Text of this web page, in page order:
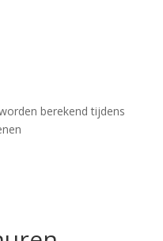
berekend tijdens